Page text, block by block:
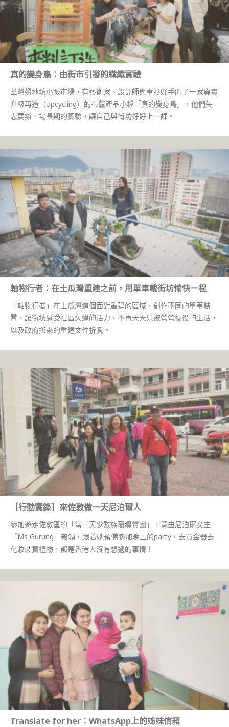
真的變身鳥：由街市引發的織織實驗
荃灣鱟地坊小販市場，有藝術家、設計師與車衫好手開了一家專賣
升級再造（Upcycling）的布藝產品小檔「真的變身鳥」，他們矢
志要辦一場長期的實驗，讓自己與街坊好好上一課。
軸物行者：在土瓜灣重建之前，用單車載街坊愉快一程
「軸物行者」在土瓜灣這個面對重建的區域，創作不同的單車裝
置，讓街坊感受社區久違的活力，不再天天只被營營役役的生活，
以及政府擲來的重建文件折騰。
［行動實錄］來佐敦做一天尼泊爾人
參加遊走佐敦區的「當一天少數族裔導賞團」，竟由尼泊爾女生
「Ms Gurung」帶領，跟着她預備參加晚上的party，去買金器去
化妝裝買禮物，都是香港人沒有想過的事情！
Translate for her：WhatsApp上的姊妹信箱